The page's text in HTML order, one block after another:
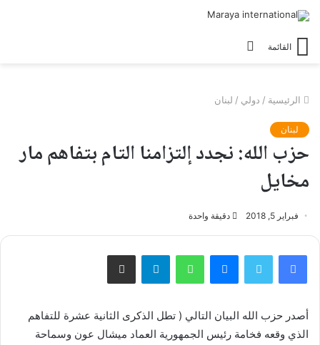
القائمة
الرئيسية / دولي / لبنان
لبنان
حزب الله: نجدد إلتزامنا التام بتفاهم مار
مخايل
فبراير 5, 2018 دقيقة واحدة
فيسبوك تويتر ماسنجر واتساب تيلقرام مشاركة عبر البريد
أصدر حزب الله البيان التالي ( تطل الذكرى الثانية عشرة للتفاهم
الذي وقعه فخامة رئيس الجمهورية العماد ميشال عون وسماحة